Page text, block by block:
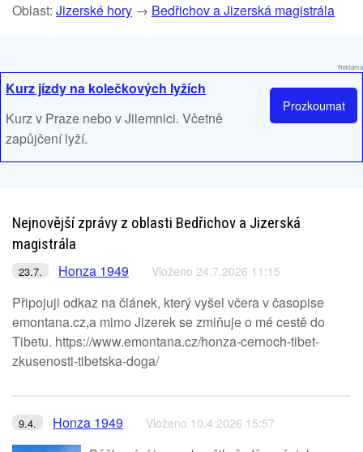
Oblast: Jizerské hory → Bedřichov a Jizerská magistrála
Reklama
Prozkoumat
Kurz jízdy na kolečkových lyžích
Kurz v Praze nebo v Jilemnici. Včetně
zapůjčení lyží.
Nejnovější zprávy z oblasti Bedřichov a Jizerská
magistrála
23.7. Honza 1949 Vloženo 24.7.2026 11:15
Připojuji odkaz na článek, který vyšel včera v časopise
emontana.cz,a mimo Jizerek se zmiňuje o mé cestě do
Tibetu. https://www.emontana.cz/honza-cernoch-tibet-
zkusenosti-tibetska-doga/
9.4. Honza 1949 Vloženo 10.4.2026 15:57